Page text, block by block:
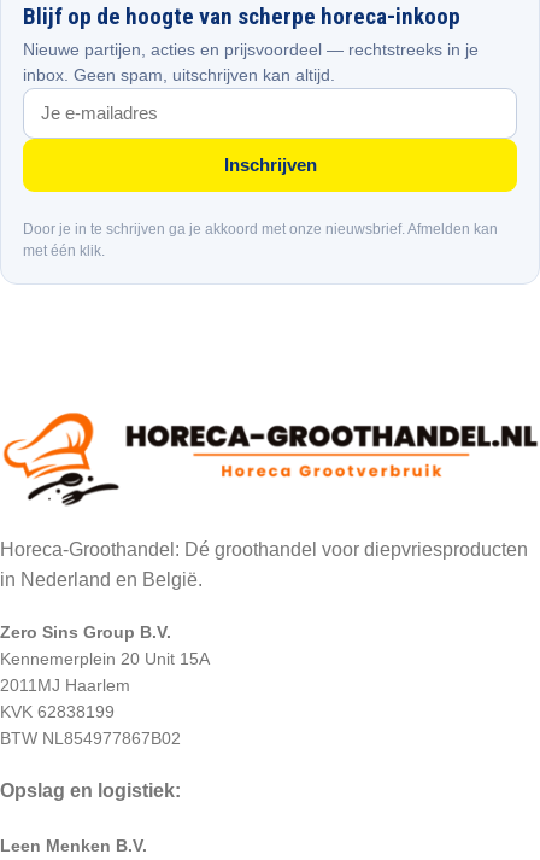
Blijf op de hoogte van scherpe horeca-inkoop
Nieuwe partijen, acties en prijsvoordeel — rechtstreeks in je
inbox. Geen spam, uitschrijven kan altijd.
Inschrijven
Door je in te schrijven ga je akkoord met onze nieuwsbrief. Afmelden kan
met één klik.
Horeca-Groothandel: Dé groothandel voor diepvriesproducten
in Nederland en België.
Zero Sins Group B.V.
Kennemerplein 20 Unit 15A
2011MJ Haarlem
KVK 62838199
BTW NL854977867B02
Opslag en logistiek:
Leen Menken B.V.